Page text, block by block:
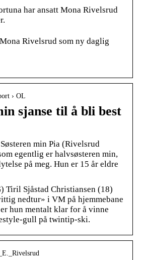
har ansatt Mona Rivelsrud
Rivelsrud som ny daglig
› OL
sjanse til å bli best
min Pia (Rivelsrud
egentlig er halvsøsteren min,
på meg. Hun er 15 år eldre
Tiril Sjåstad Christiansen (18)
nedtur» i VM på hjemmebane
hun mentalt klar for å vinne
gull på twintip-ski.